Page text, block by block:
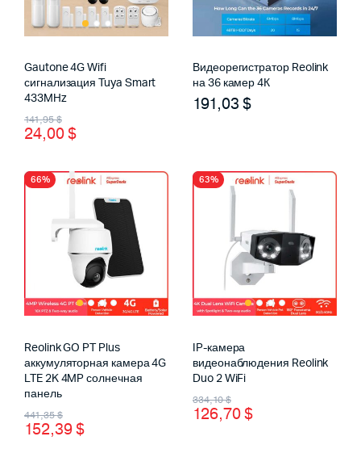
Gautone 4G Wifi
сигнализация Tuya Smart
433MHz
141,95$
Первоначальная
цена
141,95 $.
24,00$
Текущая
цена:
Видеорегистратор Reolink
на 36 камер 4К
191,03$
66%
Reolink GO PT Plus
аккумуляторная камера 4G
LTE 2K 4MP солнечная
панель
441,35$
Первоначальная
цена
152,39$
Текущая
цена:
63%
IP-камера
видеонаблюдения Reolink
Duo 2 WiFi
334,10$
Первоначальная
цена
126,70$
Текущая
цена: